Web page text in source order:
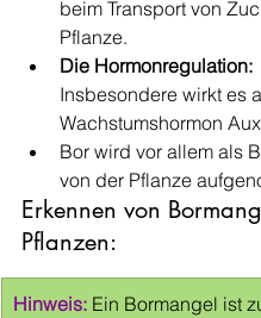
beim Transport von
Pflanze.
Die Hormonregulation:
Insbesondere wirkt es
Wachstumshormon
Bor wird vor allem als
von der Pflanze
Erkennen von
Pflanzen:
​Hinweis: Ein Bormangel ist